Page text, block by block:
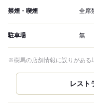
禁煙・喫煙 全席
駐車場 無
※樹馬の店舗情報に誤りがある